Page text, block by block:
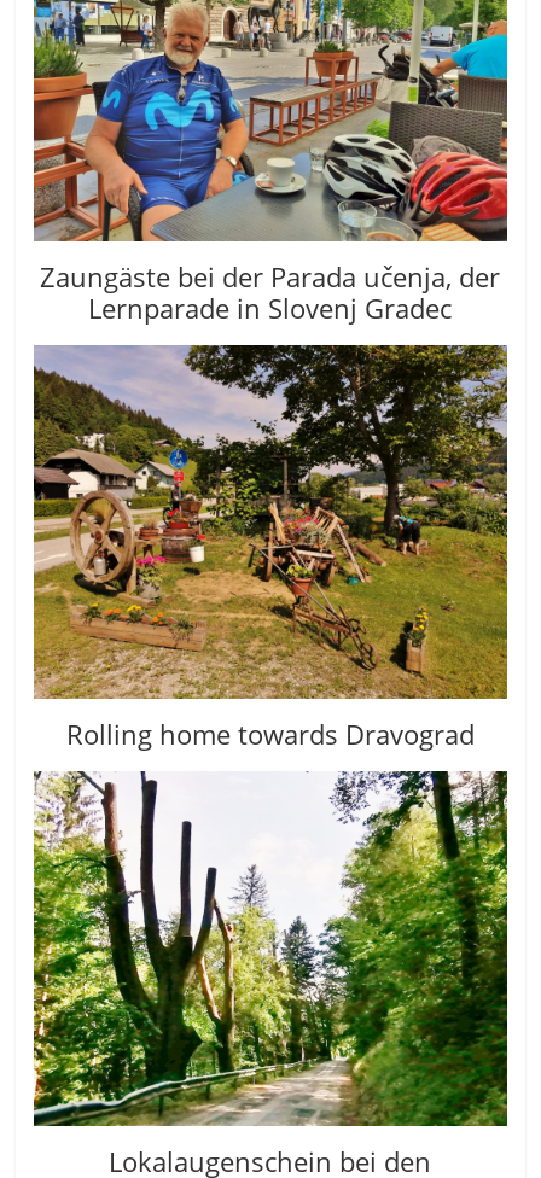
Zaungäste bei der Parada učenja, der
Lernparade in Slovenj Gradec
Rolling home towards Dravograd
Lokalaugenschein bei den